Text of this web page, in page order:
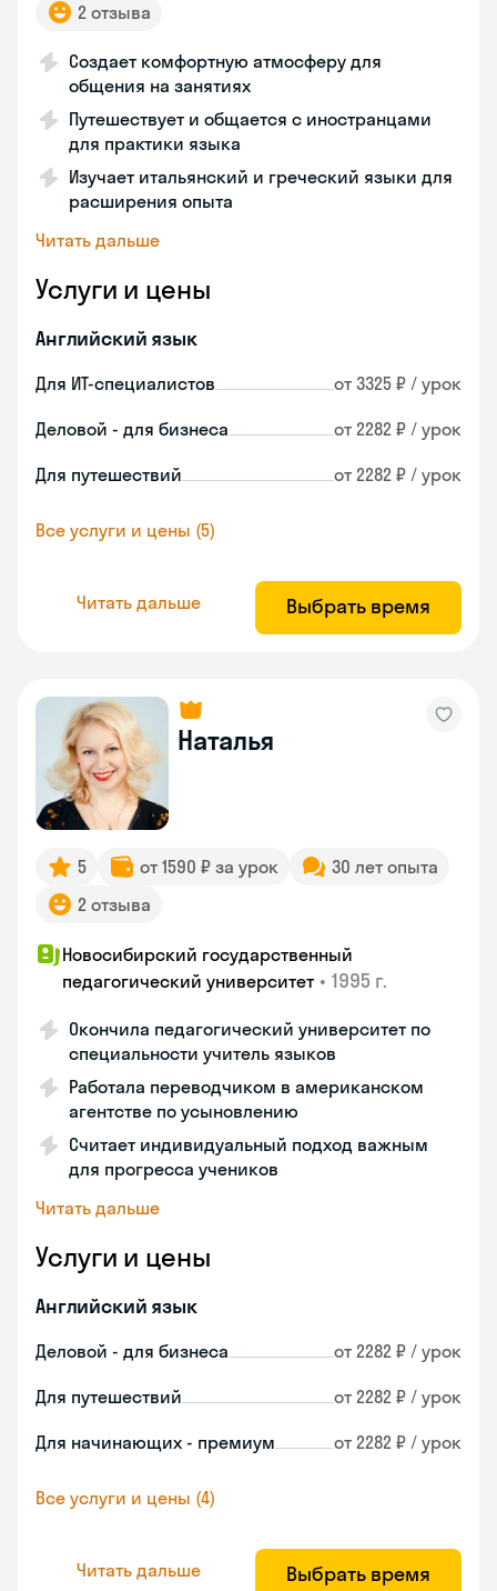
2 отзыва
Создает комфортную атмосферу для
общения на занятиях
Путешествует и общается с иностранцами
для практики языка
Изучает итальянский и греческий языки для
расширения опыта
Читать дальше
Услуги и цены
Английский язык
Для ИТ-специалистов от 3325 ₽ / урок
Деловой - для бизнеса от 2282 ₽ / урок
Для путешествий от 2282 ₽ / урок
Все услуги и цены (5)
Читать дальше Выбрать время
Наталья
5 от 1590 ₽ за урок
30 лет опыта
2 отзыва
Новосибирский государственный
педагогический университет • 1995 г.
Окончила педагогический университет по
специальности учитель языков
Работала переводчиком в американском
агентстве по усыновлению
Считает индивидуальный подход важным
для прогресса учеников
Читать дальше
Услуги и цены
Английский язык
Деловой - для бизнеса от 2282 ₽ / урок
Для путешествий от 2282 ₽ / урок
Для начинающих - премиум от 2282 ₽ / урок
Все услуги и цены (4)
Читать дальше Выбрать время